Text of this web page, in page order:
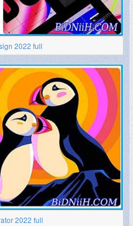
2022 full
2022 full